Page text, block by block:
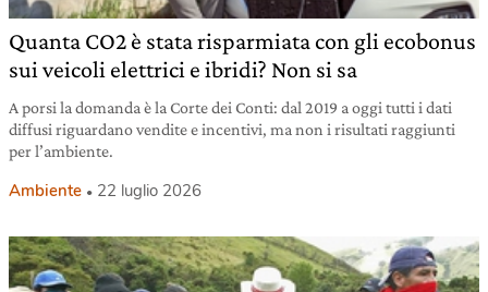
Quanta CO2 è stata risparmiata con gli ecobonus
sui veicoli elettrici e ibridi? Non si sa
A porsi la domanda è la Corte dei Conti: dal 2019 a oggi tutti i dati
diffusi riguardano vendite e incentivi, ma non i risultati raggiunti
per l’ambiente.
Ambiente 22 luglio 2026